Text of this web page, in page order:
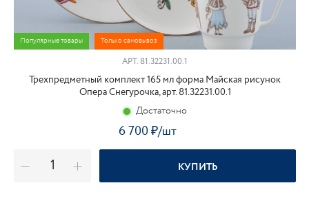
Популярные товары Только самовывоз
АРТ. 81.32231.00.1
Трехпредметный комплект 165 мл форма Майская рисунок
Опера Снегурочка, арт. 81.32231.00.1
Достаточно
6 700₽/шт
КУПИТЬ